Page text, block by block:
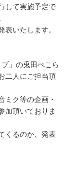
して実施予定で
いたします。
」の兎田ぺこら
二人にご担当頂
ミク等の企画・
加頂いておりま
くるのか、発表